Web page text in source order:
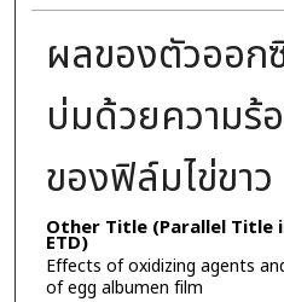
ผลของตัวออก
บ่มด้วยความ
ของฟิล์มไข่ขาว
Other Title (Parallel Title
ETD)
Effects of oxidizing agents
of egg albumen film